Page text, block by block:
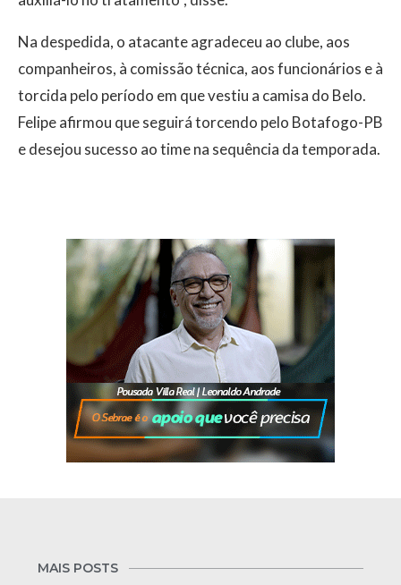
Na despedida, o atacante agradeceu ao clube, aos
companheiros, à comissão técnica, aos funcionários e à
torcida pelo período em que vestiu a camisa do Belo.
Felipe afirmou que seguirá torcendo pelo Botafogo-PB
e desejou sucesso ao time na sequência da temporada.
MAIS POSTS